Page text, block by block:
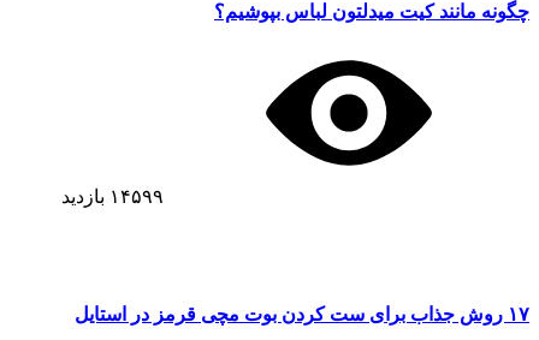
چگونه مانند کیت میدلتون لباس بپوشیم؟
۱۴۵۹۹ بازدید
۱۷ روش جذاب برای ست کردن بوت مچی قرمز در استایل